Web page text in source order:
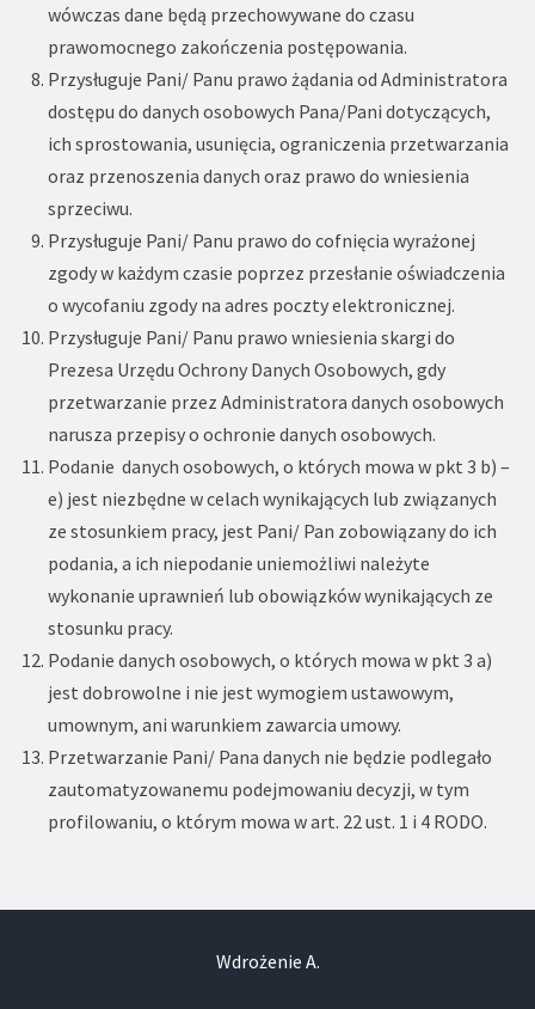
wówczas dane będą przechowywane do czasu
prawomocnego zakończenia postępowania.
Przysługuje Pani/ Panu prawo żądania od Administratora
dostępu do danych osobowych Pana/Pani dotyczących,
ich sprostowania, usunięcia, ograniczenia przetwarzania
oraz przenoszenia danych oraz prawo do wniesienia
sprzeciwu.
Przysługuje Pani/ Panu prawo do cofnięcia wyrażonej
zgody w każdym czasie poprzez przesłanie oświadczenia
o wycofaniu zgody na adres poczty elektronicznej.
Przysługuje Pani/ Panu prawo wniesienia skargi do
Prezesa Urzędu Ochrony Danych Osobowych, gdy
przetwarzanie przez Administratora danych osobowych
narusza przepisy o ochronie danych osobowych.
Podanie danych osobowych, o których mowa w pkt 3 b) –
e) jest niezbędne w celach wynikających lub związanych
ze stosunkiem pracy, jest Pani/ Pan zobowiązany do ich
podania, a ich niepodanie uniemożliwi należyte
wykonanie uprawnień lub obowiązków wynikających ze
stosunku pracy.
Podanie danych osobowych, o których mowa w pkt 3 a)
jest dobrowolne i nie jest wymogiem ustawowym,
umownym, ani warunkiem zawarcia umowy.
Przetwarzanie Pani/ Pana danych nie będzie podlegało
zautomatyzowanemu podejmowaniu decyzji, w tym
profilowaniu, o którym mowa w art. 22 ust. 1 i 4 RODO.
Wdrożenie A.